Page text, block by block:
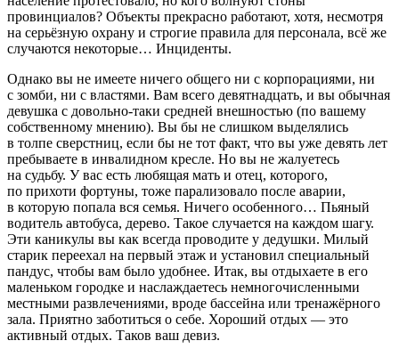
провинциалов? Объекты прекрасно работают, хотя, несмотря
на серьёзную охрану и строгие правила для персонала, всё же
случаются некоторые… Инциденты.
Однако вы не имеете ничего общего ни с корпорациями, ни
с зомби, ни с властями. Вам всего девятнадцать, и вы обычная
девушка с довольно-таки средней внешностью (по вашему
собственному мнению). Вы бы не слишком выделялись
в толпе сверстниц, если бы не тот факт, что вы уже девять лет
пребываете в инвалидном кресле. Но вы не жалуетесь
на судьбу. У вас есть любящая мать и отец, которого,
по прихоти фортуны, тоже парализовало после аварии,
в которую попала вся семья. Ничего особенного… Пьяный
водитель автобуса, дерево. Такое случается на каждом шагу.
Эти каникулы вы как всегда проводите у дедушки. Милый
старик переехал на первый этаж и установил специальный
пандус, чтобы вам было удобнее. Итак, вы отдыхаете в его
маленьком городке и наслаждаетесь немногочисленными
местными развлечениями, вроде бассейна или тренажёрного
зала. Приятно заботиться о себе. Хороший отдых — это
активный отдых. Таков ваш девиз.